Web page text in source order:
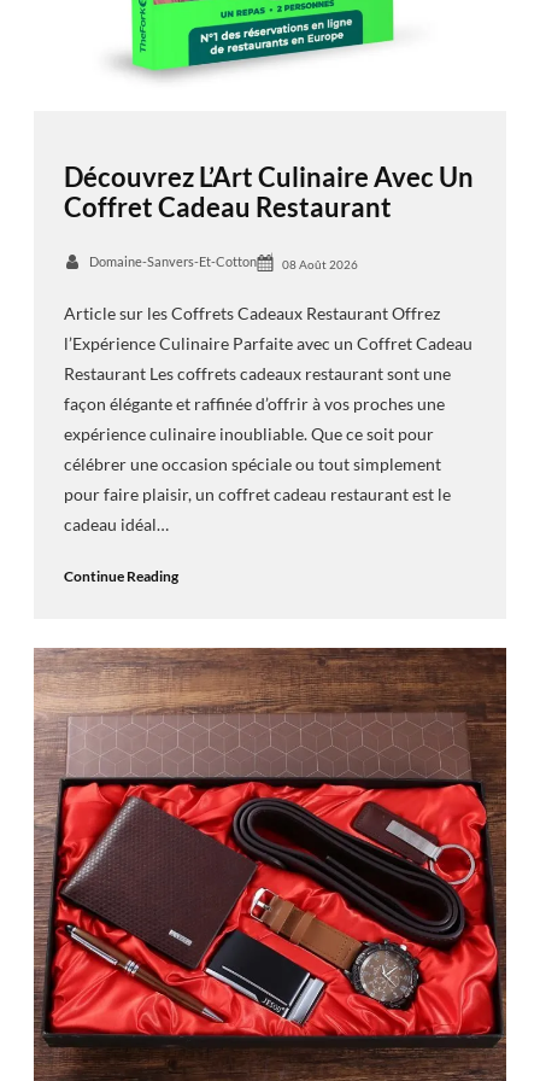
Découvrez L’Art Culinaire Avec Un
Coffret Cadeau Restaurant
Domaine-Sanvers-Et-Cotton 08 Août 2026
Article sur les Coffrets Cadeaux Restaurant Offrez
l’Expérience Culinaire Parfaite avec un Coffret Cadeau
Restaurant Les coffrets cadeaux restaurant sont une
façon élégante et raffinée d’offrir à vos proches une
expérience culinaire inoubliable. Que ce soit pour
célébrer une occasion spéciale ou tout simplement
pour faire plaisir, un coffret cadeau restaurant est le
cadeau idéal…
Continue Reading